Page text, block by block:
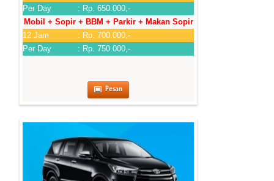
Per Day
: Rp. 650.000,-
Mobil + Sopir + BBM + Parkir + Makan Sopir
12 Jam
: Rp. 700.000,-
Per Day
: Rp. 750.000,-
Pesan